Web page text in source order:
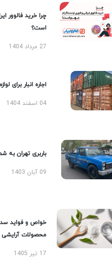
چرا خرید فالوور
است؟
27 مرداد 1404
اجاره انبار برای
04 اسفند 1404
باربری تهران به
09 آبان 1403
خواص و فواید
محصولات آرایشی
17 تیر 1405